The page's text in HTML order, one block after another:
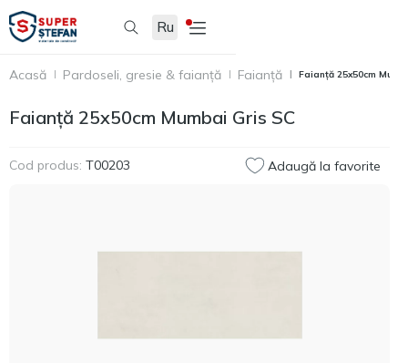
Ru
Acasă Pardoseli, gresie & faianță Faianță Faianță 25x50cm
Faianță 25x50cm Mumbai Gris SC
Cod produs: T00203 Adaugă la favorite